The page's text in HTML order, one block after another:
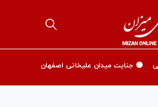
🟡 جنایت میدان علیخانی اصفهان